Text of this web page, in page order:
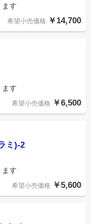
ます
希望小売価格 ￥14,700
ます
希望小売価格 ￥6,500
ミ)-2
ます
希望小売価格 ￥5,600